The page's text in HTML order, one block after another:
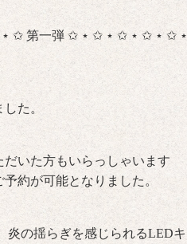
✩ 第一弾 ✩ ⋆ ✩ ⋆ ✩ ⋆ ✩ ⋆ ✩ ⋆
た。
いた方もいらっしゃいます
約が可能となりました。
炎の揺らぎを感じられるLEDキ